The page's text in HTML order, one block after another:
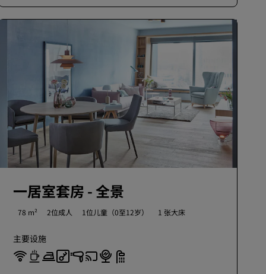
一居室套房 - 全景
78 m² 2位成人 1位儿童（0至12岁） 1 张大床
主要设施